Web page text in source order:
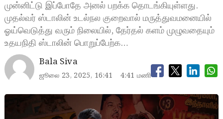
முன்னிட்டு இப்போதே அனல் பறக்க தொடங்கியுள்ளது.
முதல்வர் ஸ்டாலின் உடல்நல குறைவால் மருத்துவமனையில்
ஓய்வெடுத்து வரும் நிலையில், தேர்தல் களம் முழுவதையும்
உதயநிதி ஸ்டாலின் பொறுப்பேற்க…
Bala Siva
ஜூலை 23, 2025, 16:41 4:41 மணி